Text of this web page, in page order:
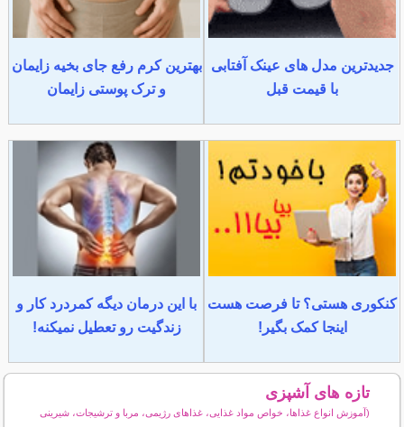
جدیدترین مدل های عینک آفتابی
با قیمت قبل
بهترین کرم رفع جای بخیه زایمان
و ترک پوستی زایمان
کنکوری هستی؟ تا فرصت هست
اینجا کمک بگیر!
با این درمان دیگه کمردرد کار و
زندگیت رو تعطیل نمیکنه!
تازه های آشپزی
(آموزش انواع غذاها، خواص مواد غذایی، غذاهای رژیمی، مربا و ترشیجات، شیرینی